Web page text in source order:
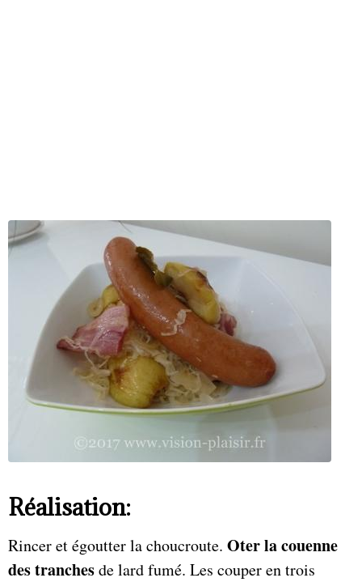
Réalisation:
Rincer et égoutter la choucroute. Oter la couenne
des tranchesde lard fumé. Les couper en trois